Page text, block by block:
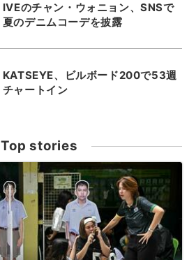
IVEのチャン・ウォニョン、SNSで
夏のデニムコーデを披露
KATSEYE、ビルボード200で53週
チャートイン
Top stories